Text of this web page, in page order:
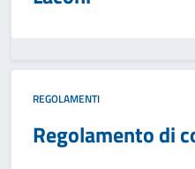
REGOLAMENTI
Regolamento di